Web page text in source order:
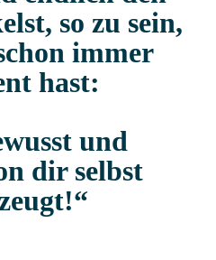
so zu sein,
immer
hast:
und
dir selbst